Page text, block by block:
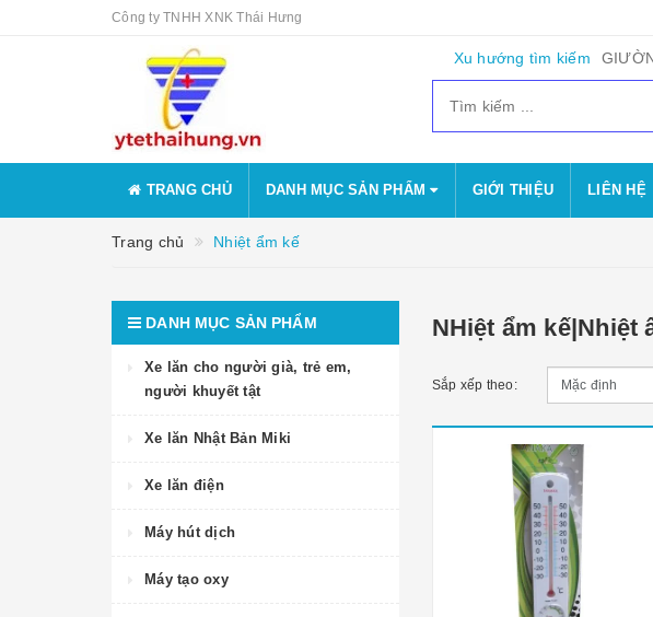
Công ty TNHH XNK Thái Hưng
Xu hướng tìm kiếm
TRANG CHỦ DANH MỤC SẢN PHẨM GIỚI THIỆU LIÊN HỆ
Trang chủ Nhiệt ẩm kế
NHiệt ẩm kế|Nhiệt
Sắp xếp theo:
DANH MỤC SẢN PHẨM
Xe lăn cho người già, trẻ em,
người khuyết tật
Xe lăn Nhật Bản Miki
Xe lăn điện
Máy hút dịch
Máy tạo oxy